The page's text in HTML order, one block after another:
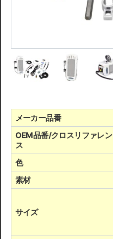
メーカー品番
OEM品番/クロスリファレン
ス
色
素材
サイズ